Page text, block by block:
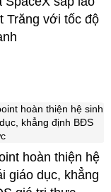
Trăng với tốc độ
hoàn thiện hệ
giáo dục, khẳng